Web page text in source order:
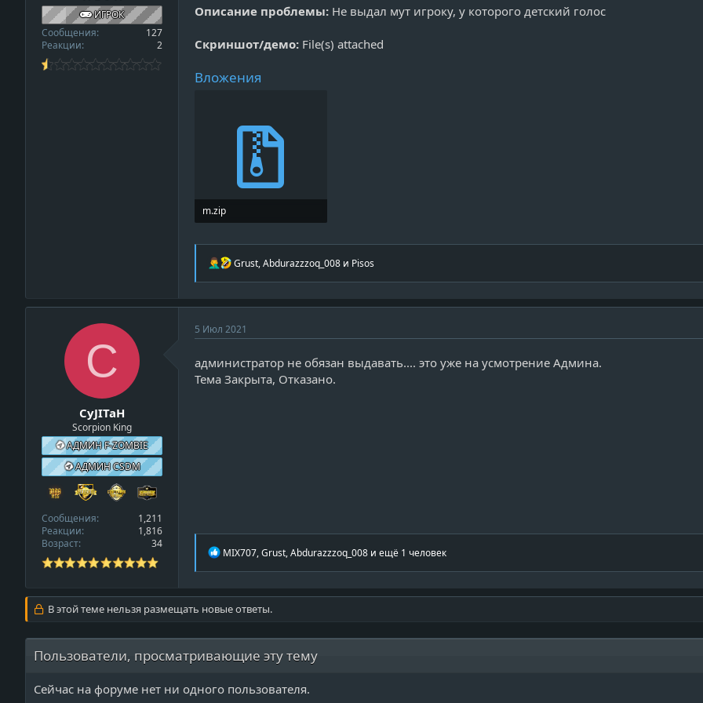
ИГРОК
Сообщения
127
Реакции
2
Описание проблемы: Не выдал мут игроку, у которого детский голос
Скриншот/демо: File(s) attached
Вложения
m.zip
Р
а
ц
и
и
Grust,Abdurazzzoq_008 и Pisos
C
CyJITaH
Scorpion King
АДМИН F-ZOMBIE
АДМИН CSDM
Сообщения
1,211
Реакции
1,816
Возраст
34
5 Июл 2021
администратор не обязан выдавать.... это уже на усмотрение Админа.
Тема Закрыта, Отказано.
Р
а
ц
и
:
MIX707,Grust,Abdurazzzoq_008 и ещё 1 человек
В этой теме нельзя размещать новые ответы.
Пользователи, просматривающие эту тему
Сейчас на форуме нет ни одного пользователя.